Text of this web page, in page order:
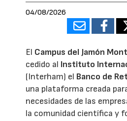
04/08/2026
El Campus del Jamón
cedido al Instituto
(Interham) el Banco de
una plataforma creada
necesidades de las
la comunidad científica y